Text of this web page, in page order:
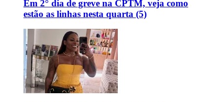
Em 2° dia de greve na CPTM, veja como
estão as linhas nesta quarta (5)